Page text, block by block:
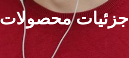
جزئیات محصولات